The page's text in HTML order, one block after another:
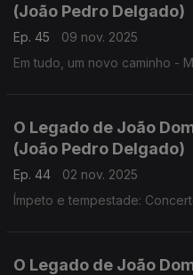
(João Pedro Delgado)
Ep. 45
09 nov. 2025
Em tudo, um novo caminho -
O Legado de João
(João Pedro Delgado)
Ep. 44
02 nov. 2025
Ímpeto e tempestade:
O Legado de João